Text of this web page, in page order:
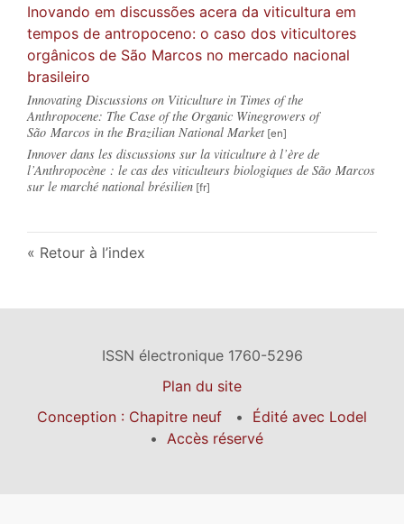
Inovando em discussões acera da viticultura em
tempos de antropoceno: o caso dos viticultores
orgânicos de São Marcos no mercado nacional
brasileiro
Innovating Discussions on Viticulture in Times of the
Anthropocene: The Case of the Organic Winegrowers of
São Marcos in the Brazilian National Market
Innover dans les discussions sur la viticulture à l’ère de
l’Anthropocène : le cas des viticulteurs biologiques de São Marcos
sur le marché national brésilien
Retour à l’index
ISSN électronique 1760-5296
Plan du site
Conception : Chapitre neuf
Édité avec Lodel
Accès réservé